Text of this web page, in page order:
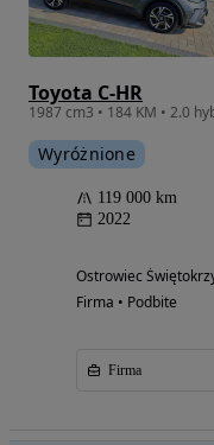
Toyota C-HR
Wyróżnione
119 000 km
2022
Ostrowiec
Firma • Podbite
Firma